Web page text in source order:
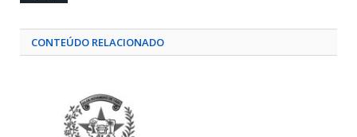
CONTEÚDO RELACIONADO